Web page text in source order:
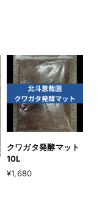
クワガタ発酵マット
10L
¥1,680